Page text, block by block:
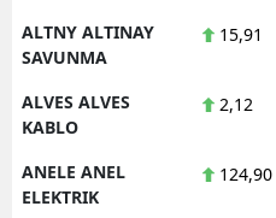
ALTNY ALTINAY
SAVUNMA
15,91
ALVES ALVES
KABLO
2,12
ANELE ANEL
ELEKTRIK
124,90